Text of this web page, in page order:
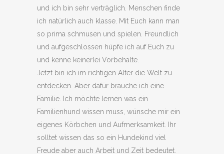
und ich bin sehr verträglich. Menschen finde
ich natürlich auch klasse. Mit Euch kann man
so prima schmusen und spielen. Freundlich
und aufgeschlossen hüpfe ich auf Euch zu
und kenne keinerlei Vorbehalte.
Jetzt bin ich im richtigen Alter die Welt zu
entdecken. Aber dafür brauche ich eine
Familie. Ich möchte lernen was ein
Familienhund wissen muss, wünsche mir ein
eigenes Körbchen und Aufmerksamkeit. Ihr
solltet wissen das so ein Hundekind viel
Freude aber auch Arbeit und Zeit bedeutet.